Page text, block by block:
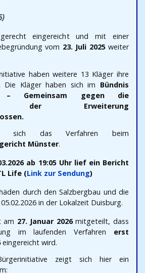
eingereicht und mit einer
vom 23. Juli 2025weiter
haben weitere 13 Kläger ihre
Die Kläger haben sich im Bündnis
– Gemeinsam gegen die
der Erweiterung
sich das Verfahren beim
Münster.
ab 19:05 Uhr lief ein Bericht
Life (Link zur Sendung)
durch den Salzbergbau und die
in der Lokalzeit Duisburg.
am 27. Januar 2026mitgeteilt, dass
im laufenden Verfahren erst
eingereicht wird.
zeigt sich hier ein